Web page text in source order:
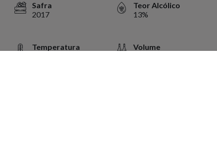
Safra
2017
Teor Alcólico
13%
Temperatura
Volume